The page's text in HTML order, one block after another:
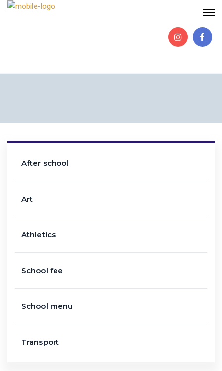
After school
Art
Athletics
School fee
School menu
Transport